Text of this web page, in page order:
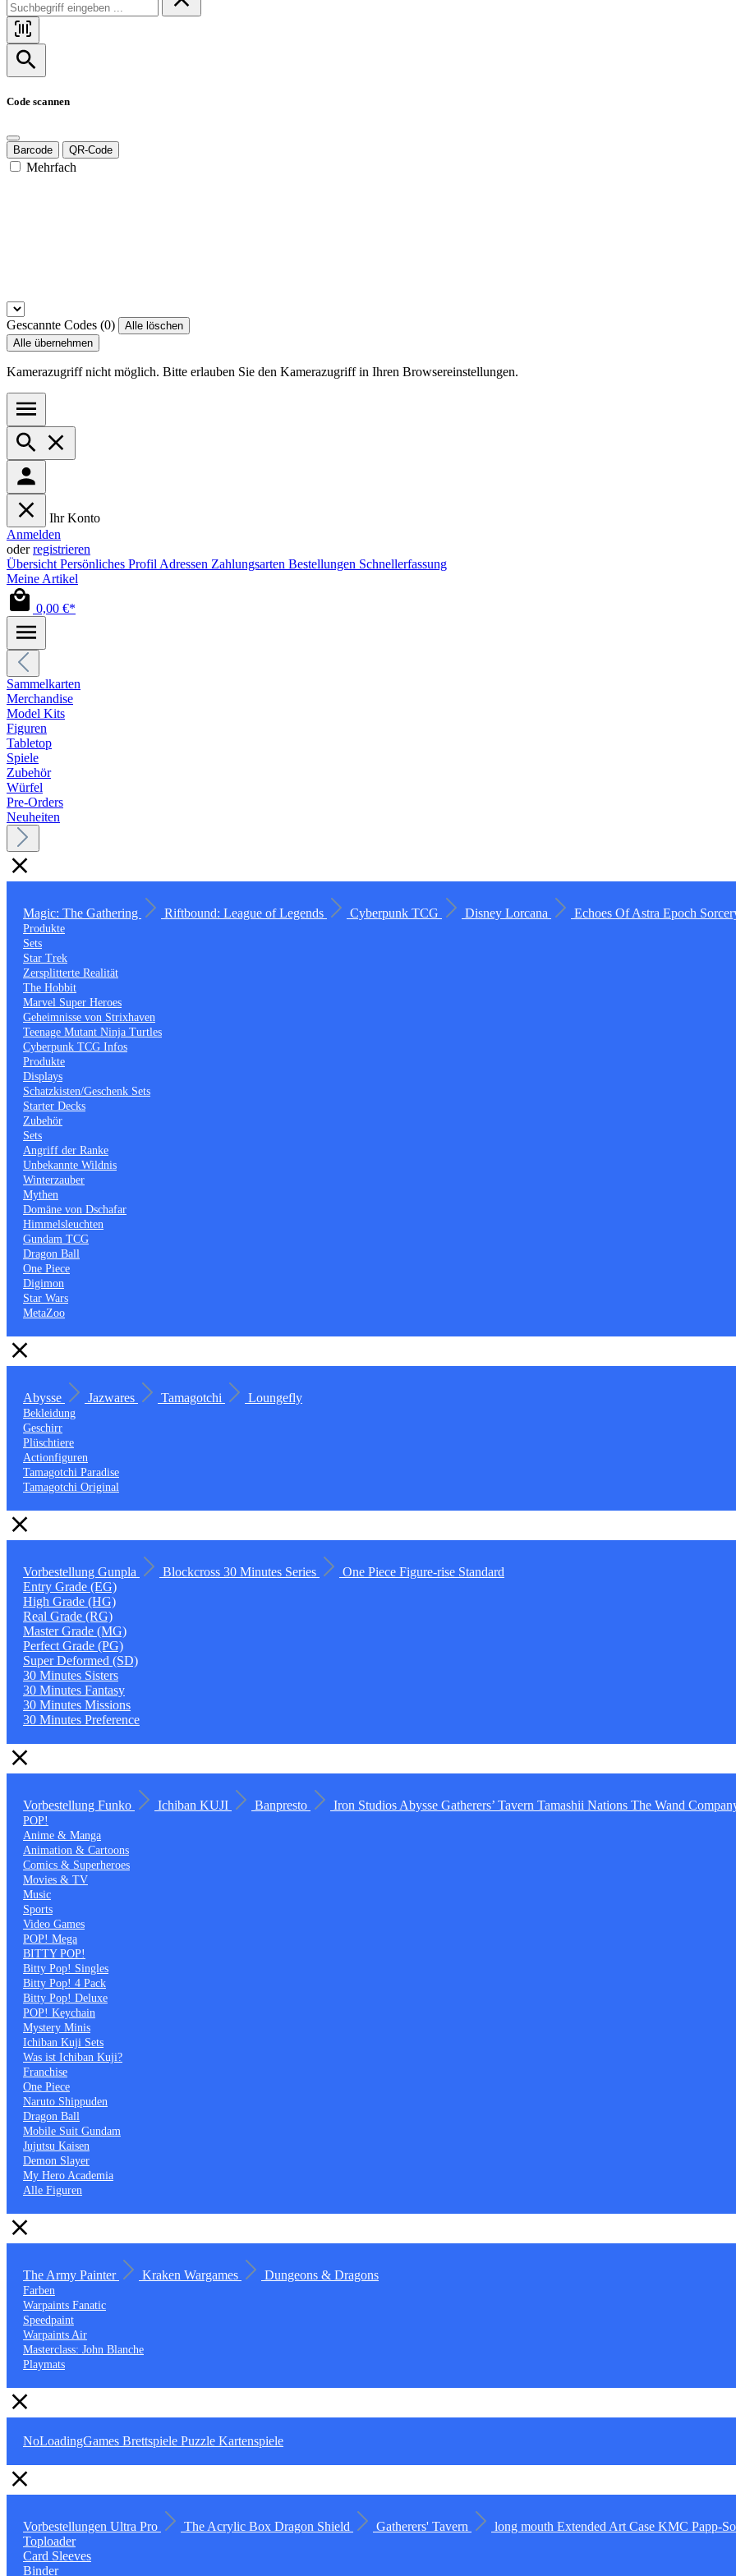
Code scannen
Barcode QR-Code
Mehrfach
Gescannte Codes (0)
Alle löschen
Alle übernehmen
Kamerazugriff nicht möglich. Bitte erlauben Sie den Kamerazugriff in Ihren Browsereinstellungen.
Ihr Konto
Anmelden
oderregistrieren
Übersicht Persönliches Profil Adressen Zahlungsarten Bestellungen Schnellerfassung
Meine Artikel
0,00 €*
Sammelkarten
Merchandise
Model Kits
Figuren
Tabletop
Spiele
Zubehör
Würfel
Pre-Orders
Neuheiten
Magic: The Gathering Riftbound: League of Legends Cyberpunk TCG Disney Lorcana Echoes Of Astra Epoch
Produkte
Sets
Star Trek
Zersplitterte Realität
The Hobbit
Marvel Super Heroes
Geheimnisse von Strixhaven
Teenage Mutant Ninja Turtles
Cyberpunk TCG Infos
Produkte
Displays
Schatzkisten/Geschenk Sets
Starter Decks
Zubehör
Sets
Angriff der Ranke
Unbekannte Wildnis
Winterzauber
Mythen
Domäne von Dschafar
Himmelsleuchten
Gundam TCG
Dragon Ball
One Piece
Digimon
Star Wars
MetaZoo
Abysse Jazwares Tamagotchi Loungefly
Bekleidung
Geschirr
Plüschtiere
Actionfiguren
Tamagotchi Paradise
Tamagotchi Original
Vorbestellung Gunpla Blockcross 30 Minutes Series One Piece Figure-rise Standard
Entry Grade (EG)
High Grade (HG)
Real Grade (RG)
Master Grade (MG)
Perfect Grade (PG)
Super Deformed (SD)
30 Minutes Sisters
30 Minutes Fantasy
30 Minutes Missions
30 Minutes Preference
Vorbestellung Funko Ichiban KUJI Banpresto Iron Studios Abysse Gatherers’ Tavern Tamashii Nations The Wand
POP!
Anime & Manga
Animation & Cartoons
Comics & Superheroes
Movies & TV
Music
Sports
Video Games
POP! Mega
BITTY POP!
Bitty Pop! Singles
Bitty Pop! 4 Pack
Bitty Pop! Deluxe
POP! Keychain
Mystery Minis
Ichiban Kuji Sets
Was ist Ichiban Kuji?
Franchise
One Piece
Naruto Shippuden
Dragon Ball
Mobile Suit Gundam
Jujutsu Kaisen
Demon Slayer
My Hero Academia
Alle Figuren
The Army Painter Kraken Wargames Dungeons & Dragons
Farben
Warpaints Fanatic
Speedpaint
Warpaints Air
Masterclass: John Blanche
Playmats
NoLoadingGames Brettspiele Puzzle Kartenspiele
Vorbestellungen Ultra Pro The Acrylic Box Dragon Shield Gatherers' Tavern long mouth Extended Art Case KMC Papp-
Toploader
Card Sleeves
Binder